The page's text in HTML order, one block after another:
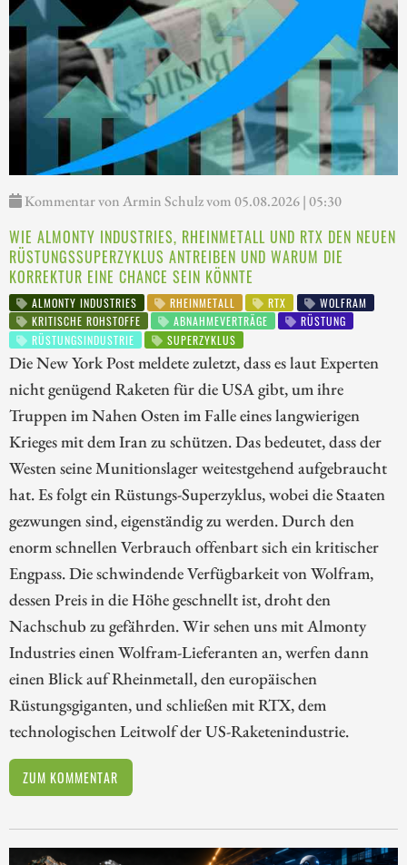
Kommentar von Armin Schulz vom 05.08.2026 | 05:30
WIE ALMONTY INDUSTRIES, RHEINMETALL UND RTX DEN NEUEN
RÜSTUNGSSUPERZYKLUS ANTREIBEN UND WARUM DIE
KORREKTUR EINE CHANCE SEIN KÖNNTE
ALMONTY INDUSTRIES RHEINMETALL RTX
WOLFRAM
KRITISCHE ROHSTOFFE
ABNAHMEVERTRÄGE
RÜSTUNG
RÜSTUNGSINDUSTRIE
SUPERZYKLUS
Die New York Post meldete zuletzt, dass es laut Experten
nicht genügend Raketen für die USA gibt, um ihre
Truppen im Nahen Osten im Falle eines langwierigen
Krieges mit dem Iran zu schützen. Das bedeutet, dass der
Westen seine Munitionslager weitestgehend aufgebraucht
hat. Es folgt ein Rüstungs-Superzyklus, wobei die Staaten
gezwungen sind, eigenständig zu werden. Durch den
enorm schnellen Verbrauch offenbart sich ein kritischer
Engpass. Die schwindende Verfügbarkeit von Wolfram,
dessen Preis in die Höhe geschnellt ist, droht den
Nachschub zu gefährden. Wir sehen uns mit Almonty
Industries einen Wolfram-Lieferanten an, werfen dann
einen Blick auf Rheinmetall, den europäischen
Rüstungsgiganten, und schließen mit RTX, dem
technologischen Leitwolf der US-Raketenindustrie.
ZUM KOMMENTAR